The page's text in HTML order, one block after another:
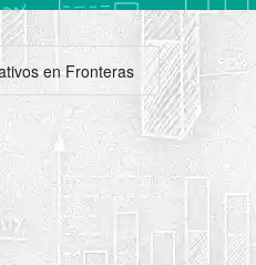
en Fronteras